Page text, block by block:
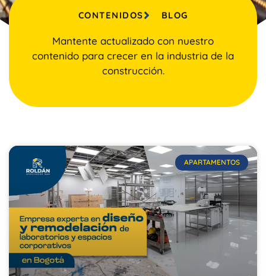
CONTENIDOS BLOG
Mantente actualizado con nuestro
contenido para crecer en la industria de la
construcción.
APARTAMENTOS